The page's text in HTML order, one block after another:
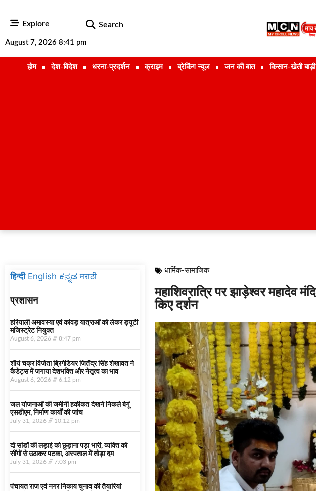
Explore Search
August 7, 2026 8:41 pm
होम देश-विदेश धरना-प्रदर्शन क्राइम ब्रेकिंग न्यूज जन की बात किसान-खेती बाड़ी
हिन्दी English ಕನ್ನಡ मराठी
प्रशासन
हरियाली अमावस्या एवं कांवड़ यात्राओं को लेकर ड्यूटी
मजिस्ट्रेट नियुक्त
August 6, 2026 8:47 pm
शौर्य चक्र विजेता ब्रिगेडियर जितेंद्र सिंह शेखावत ने
कैडेट्स में जगाया देशभक्ति और नेतृत्व का भाव
August 6, 2026 6:12 pm
जल योजनाओं की जमीनी हकीकत देखने निकले बेगूं
एसडीएम, निर्माण कार्यों की जांच
July 31, 2026 10:12 pm
दो सांडों की लड़ाई को छुड़ाना पड़ा भारी, व्यक्ति को
सींगों से उठाकर पटका, अस्पताल में तोड़ा दम
July 31, 2026 7:03 pm
पंचायत राज एवं नगर निकाय चुनाव की तैयारियां
धार्मिक-सामाजिक
महाशिवरात्रि पर झाड़ेश्वर महादेव
किए दर्शन